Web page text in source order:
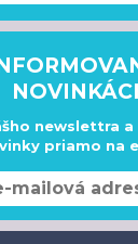
newslettra
priamo na